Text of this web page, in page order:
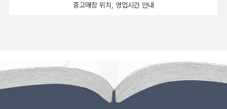
다.이것을 우리는 CRUD라고 표현합니다.http요청을 보낼때, 우리
서, 처음 코드를 보는 경우에도 그 의도를 알기 쉽게 구성되어 있습니
다. ■ DB를 통해서 데이터 저장하기· DataBase를 연동하는 것은
처음에 이해하는 것이 어려울수 있습니다.이 내용은 책을 통해서 다
중고매장 위치, 영업시간 안내